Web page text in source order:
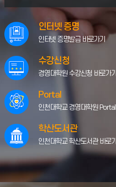
인터넷 증명
인터넷 증명발급 바로가기
수강신청
경영대학원 수강신청 바로가기
Portal
인천대학교 경영대학원 Portal
학산도서관
인천대학교 학산도서관 바로
[3차수] 2026-1학기
신청 및 논문학위제 신
2026.03
05